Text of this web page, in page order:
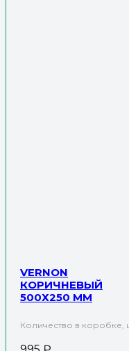
VERNON
КОРИЧНЕВЫЙ
500Х250 ММ
Количество в коробке,